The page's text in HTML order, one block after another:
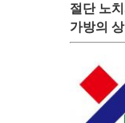
절단 노
가방의